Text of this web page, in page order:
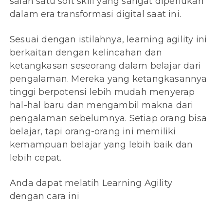
dalam era transformasi digital saat ini.
Sesuai dengan istilahnya, learning agility ini
berkaitan dengan kelincahan dan
ketangkasan seseorang dalam belajar dari
pengalaman. Mereka yang ketangkasannya
tinggi berpotensi lebih mudah menyerap
hal-hal baru dan mengambil makna dari
pengalaman sebelumnya. Setiap orang bisa
belajar, tapi orang-orang ini memiliki
kemampuan belajar yang lebih baik dan
lebih cepat.
Anda dapat melatih Learning Agility
dengan cara ini